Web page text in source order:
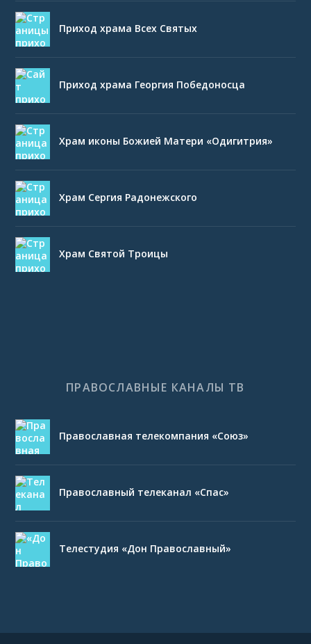
Приход храма Всех Святых
Приход храма Георгия Победоносца
Храм иконы Божией Матери «Одигитрия»
Храм Сергия Радонежского
Храм Святой Троицы
ПРАВОСЛАВНЫЕ КАНАЛЫ ТВ
Православная телекомпания «Союз»
Православный телеканал «Спас»
Телестудия «Дон Православный»